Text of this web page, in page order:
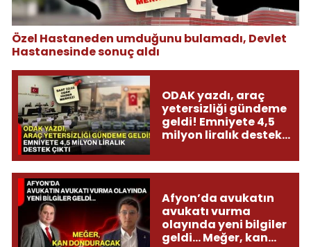
Özel Hastaneden umduğunu bulamadı, Devlet
Hastanesinde sonuç aldı
ODAK yazdı, araç
yetersizliği gündeme
geldi! Emniyete 4,5
milyon liralık destek
Afyon’da avukatın
avukatı vurma
olayında yeni bilgiler
geldi... Meğer, kan